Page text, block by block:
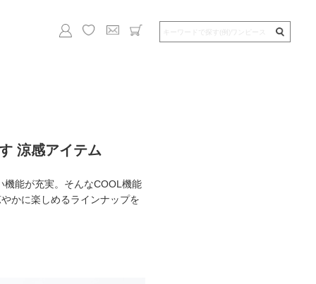
涼感アイテム
機能が充実。そんなCOOL機能
かに楽しめるラインナップを